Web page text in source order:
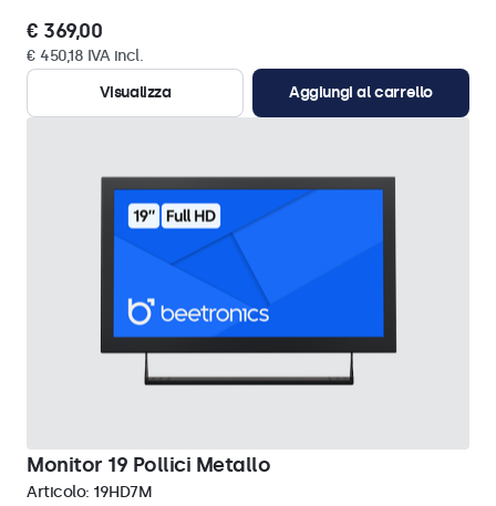
€ 369,00
€ 450,18 IVA incl.
Visualizza
Aggiungi al carrello
Monitor 19 Pollici Metallo
Articolo: 19HD7M